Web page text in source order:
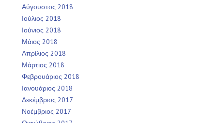
Αύγουστος 2018
Ιούλιος 2018
Ιούνιος 2018
Μάιος 2018
Απρίλιος 2018
Μάρτιος 2018
Φεβρουάριος 2018
Ιανουάριος 2018
Δεκέμβριος 2017
Νοέμβριος 2017